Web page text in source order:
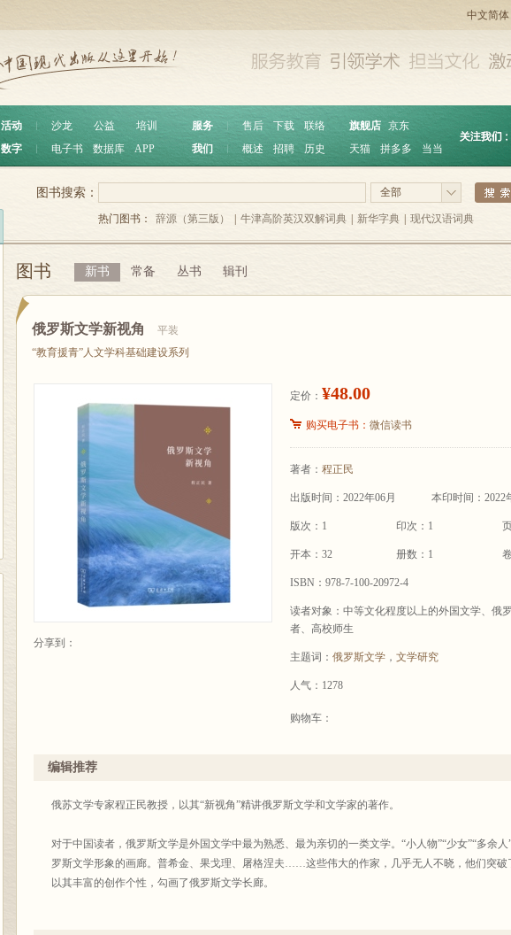
中文简体
活动 沙龙 公益
培训
数字
电子书 数据库 APP
服务 ︱ 售后 下载
联络
我们
概述 招聘 历史
旗舰店 京东
天猫
拼多多 当当
全部
图书搜索：
热门图书： 辞源（第三版） 牛津高阶英汉双解词典 新华字典 现代汉语词典
图书 新书 常备 丛书 辑刊
俄罗斯文学新视角
平装
“教育援青”人文学科基础建设系列
分享到：
定价： ¥48.00
购买电子书： 微信读书
著者： 程正民
出版时间：2022年06月 本印时间：2022
版次：1 印次：1
开本：32 册数：1
ISBN：978-7-100-20972-4
读者对象：中等文化程度以上的外国文学、俄
者、高校师生
主题词： 俄罗斯文学 ， 文学研究
人气：1278
购物车：
编辑推荐
俄苏文学专家程正民教授，以其“新视角”精讲俄罗斯文学和文学家的著作。
对于中国读者，俄罗斯文学是外国文学中最为熟悉、最为亲切的一类文学。“小人物”“少女”“多余
罗斯文学形象的画廊。普希金、果戈理、屠格涅夫……这些伟大的作家，几乎无人不晓，他们突破
以其丰富的创作个性，勾画了俄罗斯文学长廊。